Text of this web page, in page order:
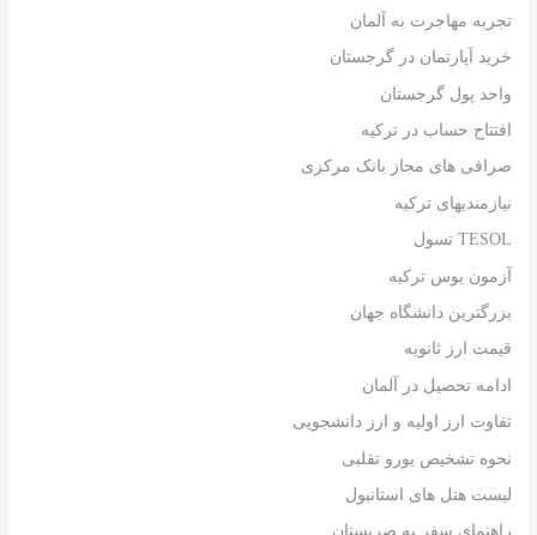
تجربه مهاجرت به آلمان
خرید آپارتمان در گرجستان
واحد پول گرجستان
افتتاح حساب در ترکیه
صرافی های مجاز بانک مرکزی
نیازمندیهای ترکیه
TESOL تسول
آزمون یوس ترکیه
بزرگترین دانشگاه جهان
قیمت ارز ثانویه
ادامه تحصیل در آلمان
تفاوت ارز اولیه و ارز دانشجویی
نحوه تشخیص یورو تقلبی
لیست هتل های استانبول
راهنمای سفر به صربستان